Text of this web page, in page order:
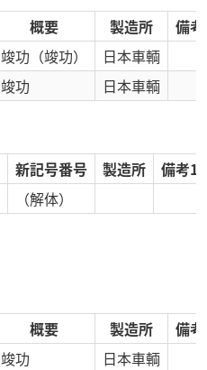
概要 製造所
備
竣功 （竣功）
日本車輌
竣功 日本車輌
新記号番号 製造所
備考1
（解体）
概要 製造所
備
竣功
日本車輌